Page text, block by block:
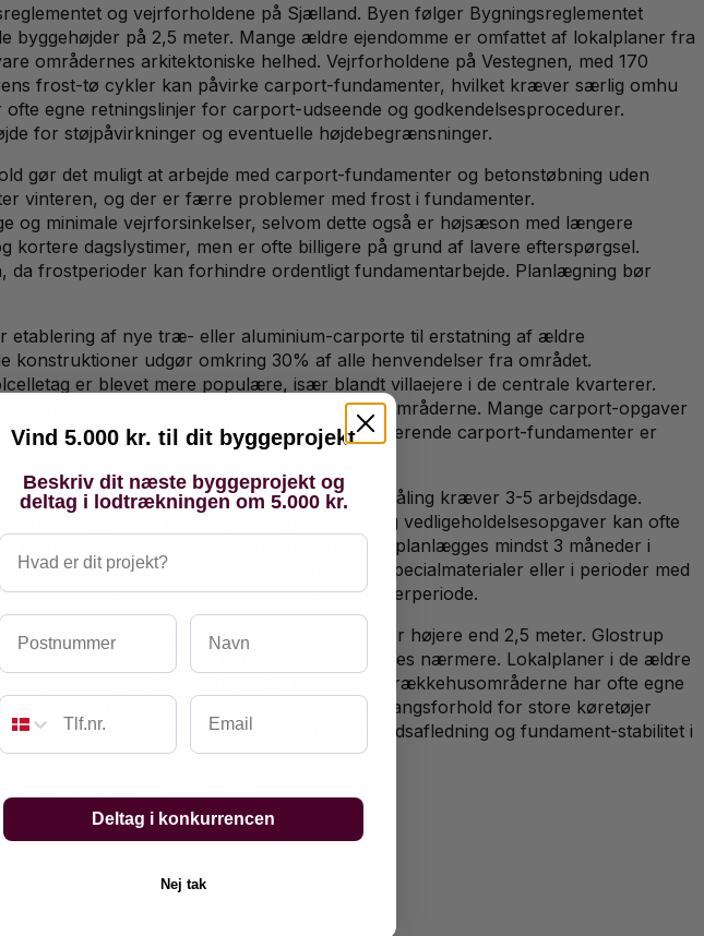
og vejrforholdene på Sjælland. Byen følger Bygningsreglementet
byggehøjder på 2,5 meter. Mange ældre ejendomme er omfattet af lokalplaner fra
områdernes arkitektoniske helhed. Vejrforholdene på Vestegnen, med 170
frost-tø cykler kan påvirke carport-fundamenter, hvilket kræver særlig omhu
egne retningslinjer for carport-udseende og godkendelsesprocedurer.
for støjpåvirkninger og eventuelle højdebegrænsninger.
gør det muligt at arbejde med carport-fundamenter og betonstøbning uden
vinteren, og der er færre problemer med frost i fundamenter.
og minimale vejrforsinkelser, selvom dette også er højsæson med længere
dagslystimer, men er ofte billigere på grund af lavere efterspørgsel.
frostperioder kan forhindre ordentligt fundamentarbejde. Planlægning bør
etablering af nye træ- eller aluminium-carporte til erstatning af ældre
udgør omkring 30% af alle henvendelser fra området.
er blevet mere populære, især blandt villaejere i de centrale kvarterer.
del af opgaverne, særligt i parcelhusområderne. Mange carport-opgaver
Reparation og forstærkning af eksisterende carport-fundamenter er
mens detaljerede carport-tilbud med opmåling kræver 3-5 arbejdsdage.
maj-juli. Mindre carport-reparationer og vedligeholdelsesopgaver kan ofte
og specialkonstruktioner bør planlægges mindst 3 måneder i
2 uger, men kan forlænges til 4-6 uger for specialmaterialer eller i perioder med
marts for færdiggørelse i den optimale sommerperiode.
byggetilladelse for carporte over 50 m² eller højere end 2,5 meter. Glostrup
af helt åbne carporte, der kan placeres nærmere. Lokalplaner i de ældre
æstetiske helhed. Ejerforeninger i rækkehusområderne har ofte egne
og vejbestemmelser kan påvirke adgangsforhold for store køretøjer
kommunens retningslinjer for regnvandsafledning og fundament-stabilitet i
projekt kvalificerer.
Vind 5.000 kr. til dit byggeprojekt
Beskriv dit næste byggeprojekt og
deltag i lodtrækningen om 5.000 kr.
Hvad er dit projekt?
Postnummer Navn
Email
Deltag i konkurrencen
Nej tak